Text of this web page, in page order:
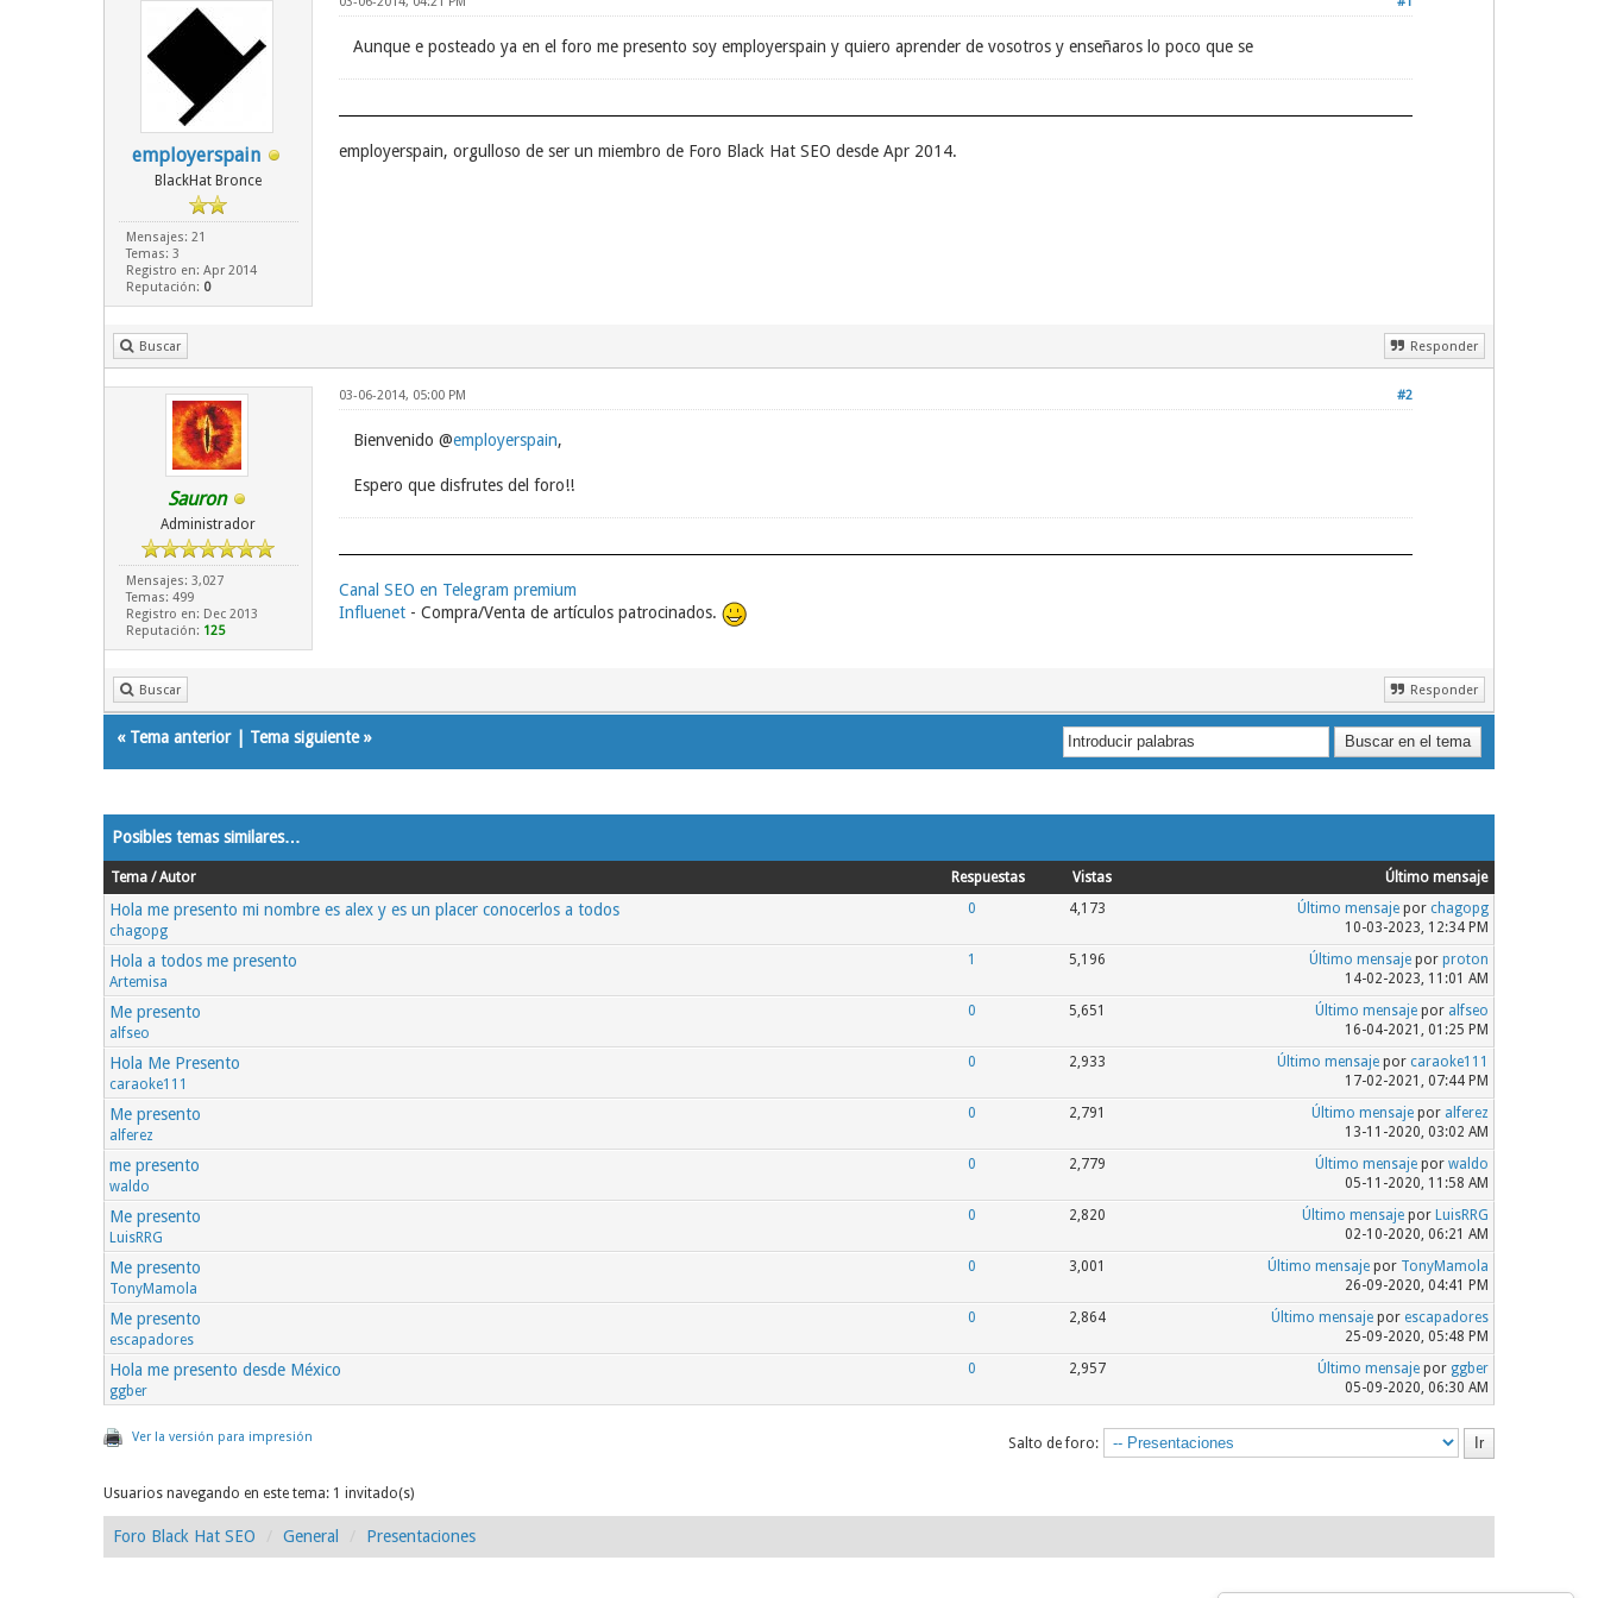
employerspain
BlackHat Bronce
Mensajes: 21
Temas: 3
Registro en: Apr 2014
Reputación: 0
Aunque e posteado ya en el foro me presento soy employerspain y quiero aprender de vosotros y enseñaros lo poco que se
employerspain, orgulloso de ser un miembro de Foro Black Hat SEO desde Apr 2014.
Buscar Responder
Sauron
Administrador
Mensajes: 3,027
Temas: 499
Registro en: Dec 2013
Reputación: 125
#2
03-06-2014, 05:00 PM
Bienvenido @employerspain,
Espero que disfrutes del foro!!
Canal SEO en Telegram premium
Influenet- Compra/Venta de artículos patrocinados.
Buscar Responder
« Tema anterior| Tema siguiente»
Posibles temas similares…
Tema / Autor Respuestas Vistas Último mensaje
Hola me presento mi nombre es alex y es un placer conocerlos a todos
chagopg
0 4,173 Último mensajepor chagopg
10-03-2023, 12:34 PM
Hola a todos me presento
Artemisa
1 5,196 Último mensajepor proton
14-02-2023, 11:01 AM
Me presento
alfseo
0 5,651 Último mensajepor alfseo
16-04-2021, 01:25 PM
Hola Me Presento
caraoke111
0 2,933 Último mensajepor caraoke111
17-02-2021, 07:44 PM
Me presento
alferez
0 2,791 Último mensajepor alferez
13-11-2020, 03:02 AM
me presento
waldo
0 2,779 Último mensajepor waldo
05-11-2020, 11:58 AM
Me presento
LuisRRG
0 2,820 Último mensajepor LuisRRG
02-10-2020, 06:21 AM
Me presento
TonyMamola
0 3,001 Último mensajepor TonyMamola
26-09-2020, 04:41 PM
Me presento
escapadores
0 2,864 Último mensajepor escapadores
25-09-2020, 05:48 PM
Hola me presento desde México
ggber
0 2,957 Último mensajepor ggber
05-09-2020, 06:30 AM
Ver la versión para impresión Salto de foro:
Usuarios navegando en este tema: 1 invitado(s)
Foro Black Hat SEO General Presentaciones